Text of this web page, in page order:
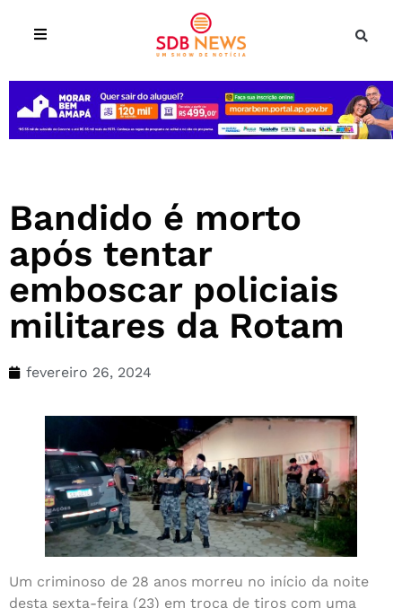
Bandido é morto
após tentar
emboscar policiais
militares da Rotam
fevereiro 26, 2024
Um criminoso de 28 anos morreu no início da noite
desta sexta-feira (23) em troca de tiros com uma